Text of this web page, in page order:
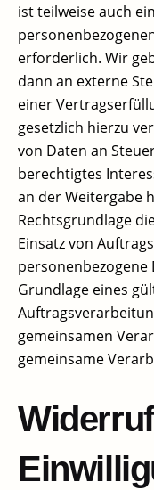
ist teilweise auch
erforderlich. Wir
dann an externe
einer
gesetzlich hierzu
von Daten an
berechtigtes
an der Weitergabe
Rechtsgrundlage
Einsatz von
Grundlage eines
gemeinsamen
gemeinsame